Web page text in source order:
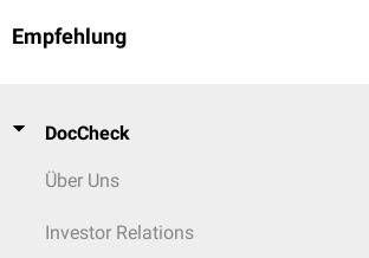
Empfehlung
DocCheck
Über Uns
Investor Relations